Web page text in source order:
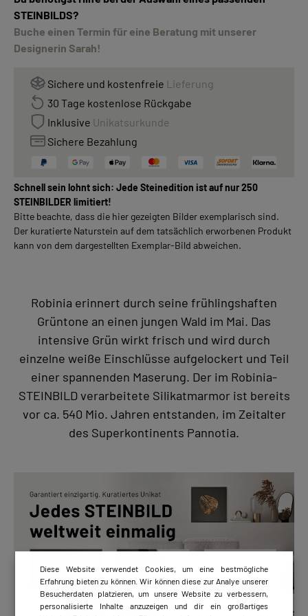
STEINBILDS?
Buche einen Termin für eine Beratung mit unserer
Designerin Sarah!
Sichere und kostenfreie Lieferung
30 Tage kostenlose Rückgabe
Inklusive Unikatsurkunde
Sichere Bezahlung
Schnell sein lohnt sich: Jede Steinedition ist auf nur 250
STEINBILDER limitiert!
Bitte beachte, dass die hier gezeigten Bilder exemplarisch sind.
Der kuratierte Naturstein auf dem tatsächlich erworbenen Produkt
kann von dem dargestellten Exemplar-Bild abweichen.
Robinia erinnert durch seine frühlingshaften
Grüntone an einen jungen Wald im Mai. Das
intensive Grün wirkt frisch und wird durch
einzelne weiße Einschlüsse aufgelockert und Teil
einer spannenden Maserung. Der im Robinia-
STEINBILD verarbeitete Silikatmarmor ist bereits
vor ca. 540 Mio. Jahren entstanden, im Zeitalter
des Superkontinents Pannotia.
Diese Website verwendet Cookies, um eine bestmögliche
Erfahrung bieten zu können. Wir können diese zur Analye unserer
Besucherdaten platzieren, um unsere Website zu verbessern,
personalisierte Inhalte anzuzeigen und dir ein großartiges